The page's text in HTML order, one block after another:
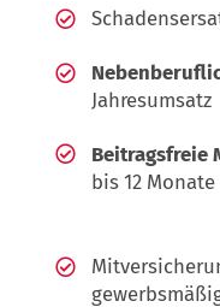
Jahresumsatz
Beitragsfreie
bis 12 Monate